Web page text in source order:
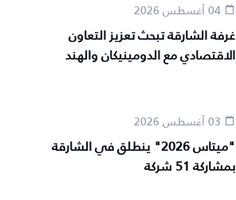
04 أغسطس 2026
غرفة الشارقة تبحث تعزيز التعاون
الاقتصادي مع الدومينيكان والهند
"ميتاس 2026" ينطلق في الشارقة
بمشاركة 51 شركة